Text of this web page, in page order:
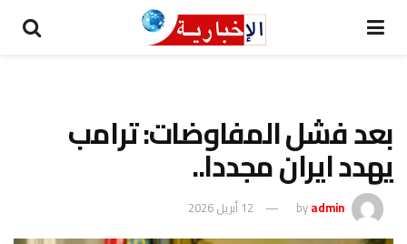
بعد فشل المفاوضات: ترامب
يهدد ايران مجددا..
byadmin 12 أبريل 2026